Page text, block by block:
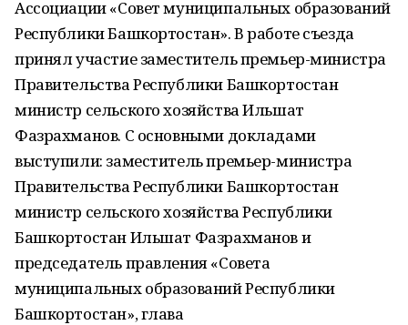
Ассоциации «Совет муниципальных образований
Республики Башкортостан». В работе съезда
принял участие заместитель премьер-министра
Правительства Республики Башкортостан
министр сельского хозяйства Ильшат
Фазрахманов. С основными докладами
выступили: заместитель премьер-министра
Правительства Республики Башкортостан
министр сельского хозяйства Республики
Башкортостан Ильшат Фазрахманов и
председатель правления «Совета
муниципальных образований Республики
Башкортостан», глава